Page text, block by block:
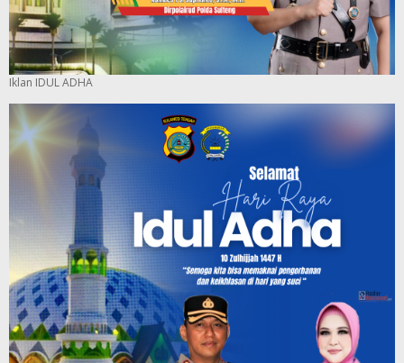
Iklan IDUL ADHA